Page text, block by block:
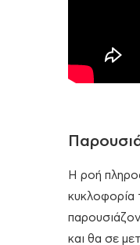
Η ροή
κυκλοφορία
και θα σε